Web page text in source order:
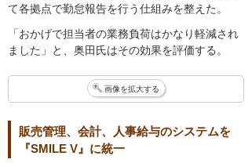
て各拠点で勤怠報告を行う仕組みを整えた。
「おかげで担当者の業務負荷はかなり軽減され
ました」と、奥田氏はその効果を評価する。
画像を拡大する
販売管理、会計、人事給与のシステムを
『SMILE V』に統一